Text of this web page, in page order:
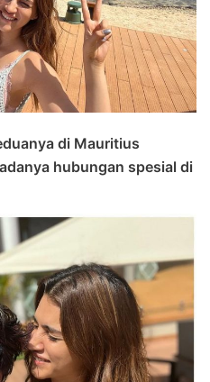
di Mauritius
hubungan spesial di